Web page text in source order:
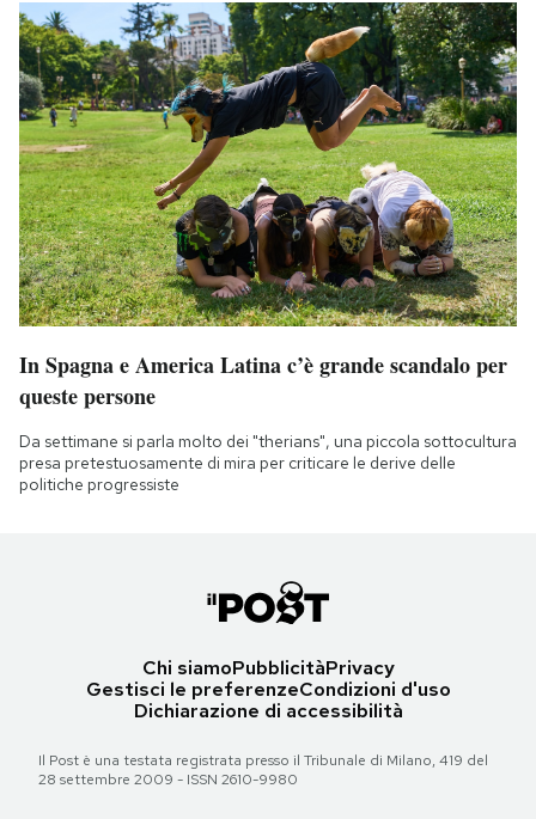
In Spagna e America Latina c’è grande scandalo per
queste persone
Da settimane si parla molto dei "therians", una piccola sottocultura
presa pretestuosamente di mira per criticare le derive delle
politiche progressiste
Chi siamoPubblicitàPrivacy
Gestisci le preferenzeCondizioni d'uso
Dichiarazione di accessibilità
Il Post è una testata registrata presso il Tribunale di Milano, 419 del
28 settembre 2009 - ISSN 2610-9980